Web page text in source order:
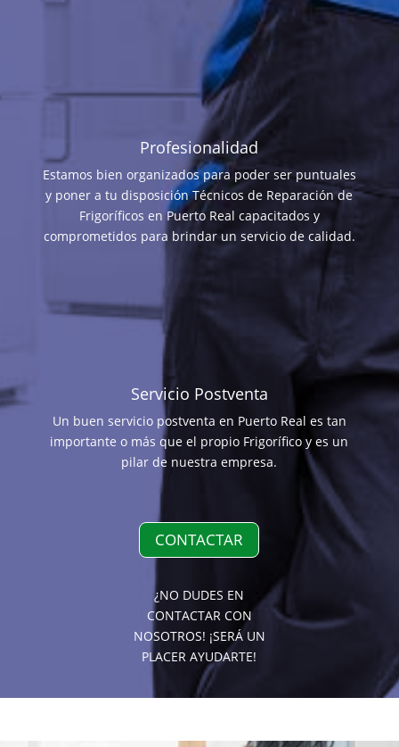
Profesionalidad
Estamos bien organizados para poder ser puntuales
y poner a tu disposición Técnicos de Reparación de
Frigoríficos en Puerto Real capacitados y
comprometidos para brindar un servicio de calidad.
Servicio Postventa
Un buen servicio postventa en Puerto Real es tan
importante o más que el propio Frigorífico y es un
pilar de nuestra empresa.
CONTACTAR
¿NO DUDES EN
CONTACTAR CON
NOSOTROS! ¡SERÁ UN
PLACER AYUDARTE!